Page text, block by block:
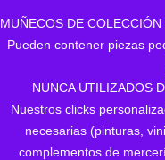
MUÑECOS DE
Pueden contener piezas
NUNCA UTILIZADOS
Nuestros clicks
necesarias (pinturas,
complementos de